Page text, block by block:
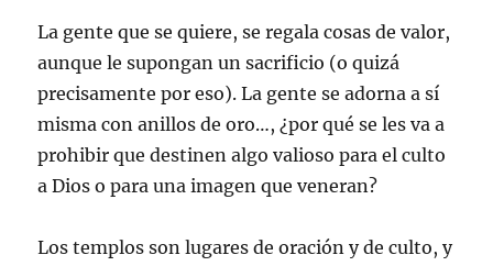
La gente que se quiere, se regala cosas de valor,
aunque le supongan un sacrificio (o quizá
precisamente por eso). La gente se adorna a sí
misma con anillos de oro…, ¿por qué se les va a
prohibir que destinen algo valioso para el culto
a Dios o para una imagen que veneran?
Los templos son lugares de oración y de culto, y